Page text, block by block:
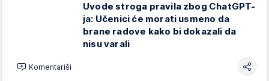
Uvode stroga pravila zbog ChatGPT-
ja: Učenici će morati usmeno da
brane radove kako bi dokazali da
nisu varali
Komentariši